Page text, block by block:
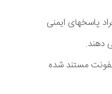
پاسخهای ایمنی
دهند.
عفونت مستند شده